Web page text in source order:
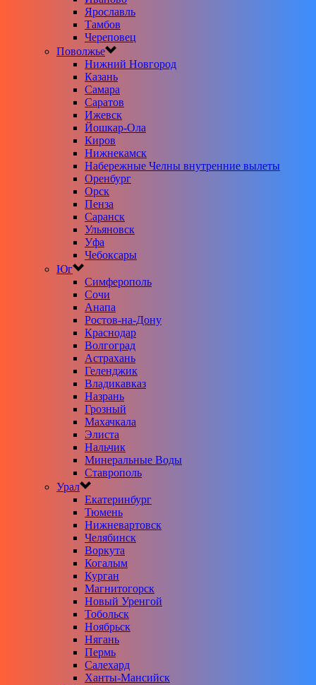
Ярославль
Тамбов
Череповец
Поволжье
Нижний Новгород
Казань
Самара
Саратов
Ижевск
Йошкар-Ола
Киров
Нижнекамск
Набережные Челны внутренние вылеты
Оренбург
Орск
Пенза
Саранск
Ульяновск
Уфа
Чебоксары
Юг
Симферополь
Сочи
Анапа
Ростов-на-Дону
Краснодар
Волгоград
Астрахань
Геленджик
Владикавказ
Назрань
Грозный
Махачкала
Элиста
Нальчик
Минеральные Воды
Ставрополь
Урал
Екатеринбург
Тюмень
Нижневартовск
Челябинск
Воркута
Когалым
Курган
Магнитогорск
Новый Уренгой
Тобольск
Ноябрьск
Нягань
Пермь
Салехард
Ханты-Мансийск